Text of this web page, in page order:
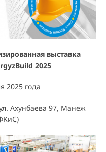
выставка
2025
2025 года
Ахунбаева 97, Манеж